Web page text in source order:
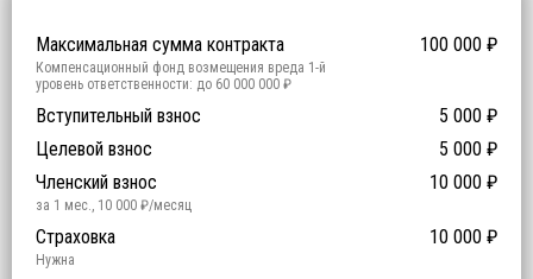
Максимальная сумма контракта
100 000 ₽
Компенсационный фонд возмещения вреда 1 -й
уровень ответственности: до 60 000 000 ₽
Участие в гос. тендерах и аукционах 0 ₽
Компенсационный фонд договорных обязательств
й уровень ответственности:
Вступительный взнос 5 000 ₽
Целевой взнос
5 000 ₽
Членский взнос
10 000 ₽
за 1 мес., 10 000 ₽/месяц
Предоставление специалистов НРС 0 ₽
0₽ за человека
Сертификат ISO 9001 14 500 ₽
ISO 9001
Сертификат ISO 14001 14 500 ₽
ISO 14001
Сертификат OHSAS 18001 14 500 ₽
OHSAS 18001
Страховка 10 000 ₽
Нужна